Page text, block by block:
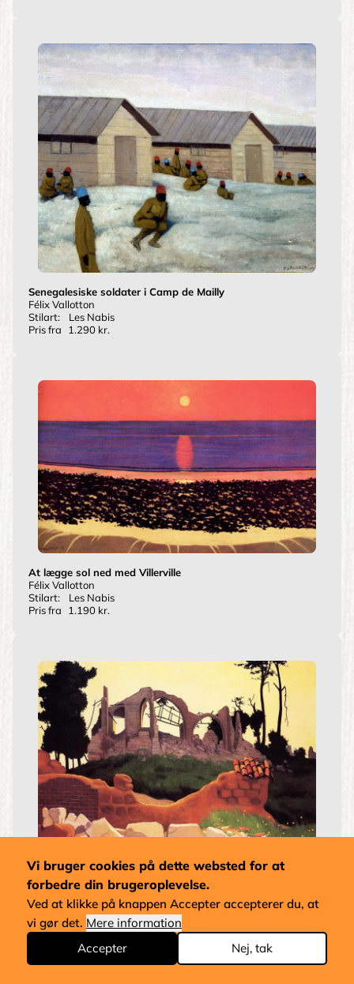
Senegalesiske soldater i Camp de Mailly
Félix Vallotton
Stilart:
Les Nabis
Pris fra
1.290 kr.
At lægge sol ned med Villerville
Félix Vallotton
Stilart:
Les Nabis
Pris fra
1.190 kr.
Souain Kirke i Silhouet
Félix Vallotton
Les Nabis
Pris fra
1.980 kr.
Vi bruger cookies på dette websted for at
forbedre din brugeroplevelse.
Ved at klikke på knappen Accepter accepterer du, at
vi gør det. Mere information
Accepter
Nej, tak